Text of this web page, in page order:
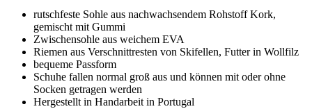
rutschfeste Sohle aus nachwachsendem Rohstoff Kork,
gemischt mit Gummi
Zwischensohle aus weichem EVA
Riemen aus Verschnittresten von Skifellen, Futter in Wollfilz
bequeme Passform
Schuhe fallen normal groß aus und können mit oder ohne
Socken getragen werden
Hergestellt in Handarbeit in Portugal